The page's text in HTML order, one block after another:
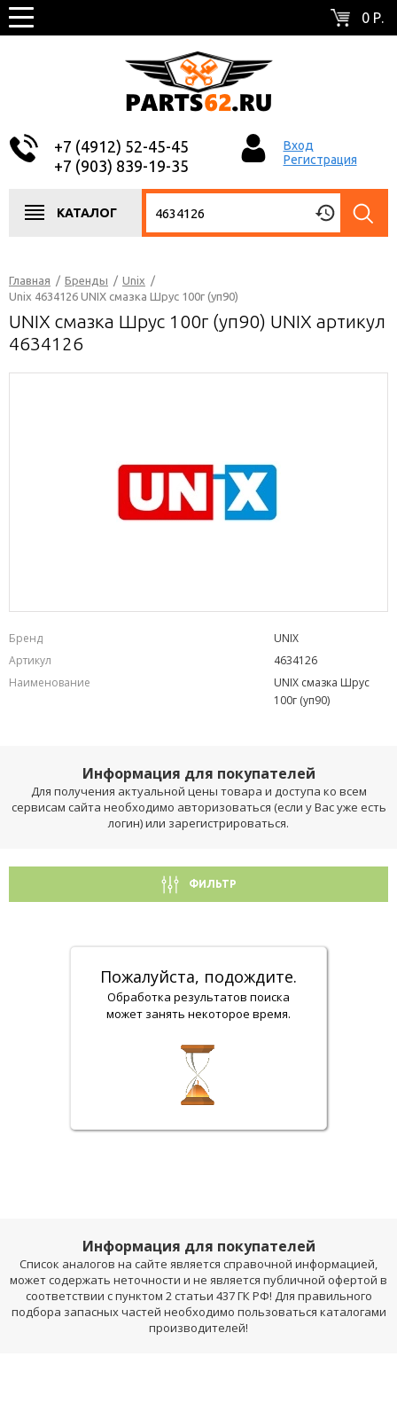
0 Р.
+7 (4912) 52-45-45
+7 (903) 839-19-35
Вход
Регистрация
КАТАЛОГ
Главная / Бренды / Unix /
Unix 4634126 UNIX смазка Шрус 100г (уп90)
UNIX смазка Шрус 100г (уп90) UNIX артикул
4634126
Бренд
UNIX
Артикул
4634126
Наименование
UNIX смазка Шрус
100г (уп90)
Информация для покупателей
Для получения актуальной цены товара и доступа ко всем
сервисам сайта необходимо авторизоваться (если у Вас уже есть
логин) или зарегистрироваться.
ФИЛЬТР
Пожалуйста, подождите.
Обработка результатов поиска
может занять некоторое время.
Информация для покупателей
Список аналогов на сайте является справочной информацией,
может содержать неточности и не является публичной офертой в
соответствии с пунктом 2 статьи 437 ГК РФ! Для правильного
подбора запасных частей необходимо пользоваться каталогами
производителей!